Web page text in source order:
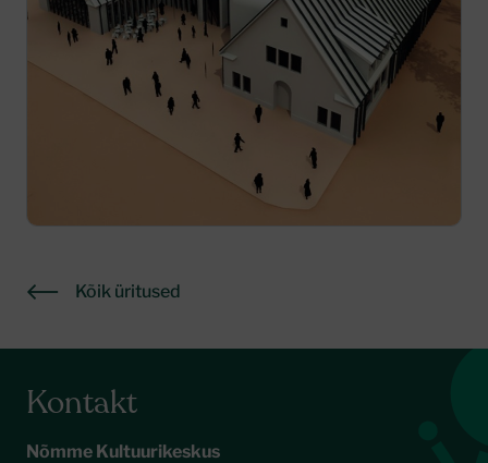
Kõik üritused
Kontakt
Nõmme Kultuurikeskus